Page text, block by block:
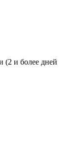
(2 и более дней